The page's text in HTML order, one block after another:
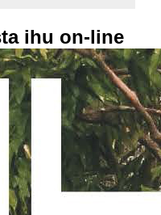
ihu on-line